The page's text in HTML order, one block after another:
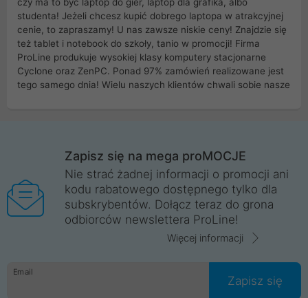
studenta! Jeżeli chcesz kupić dobrego laptopa w atrakcyjnej
cenie, to zapraszamy! U nas zawsze niskie ceny! Znajdzie się
też tablet i notebook do szkoły, tanio w promocji! Firma
ProLine produkuje wysokiej klasy komputery stacjonarne
Cyclone oraz ZenPC. Ponad 97% zamówień realizowane jest
tego samego dnia! Wielu naszych klientów chwali sobie nasze
Wrocław, Poznań, Legnica, Katowice, Gliwice, Kalisz, Bytom,
Trzebnica, Opole. Szybka i profesjonalna obsługa!
ProLine to polska firma ze 100% polskim kapitałem. Działamy
legalnie i płacimy podatki w naszym kraju! Posiadamy siedzibę
główną w Mirkowie oraz salony na terenie kraju. Cała
komunikacja ze sklepem komputerowym ProLine jest
danych osobowych. Dlatego zakup notebooka albo laptopa w
ProLine to czysta przyjemność i pełne bezpieczeństwo.
Zaopatrzysz się u nas w akcesoria i części komputerowe
Zapisz się na mega proMOCJE
Nie strać żadnej informacji o promocji ani
kodu rabatowego dostępnego tylko dla
subskrybentów. Dołącz teraz do grona
odbiorców newslettera ProLine!
Więcej informacji
Email
Zapisz się